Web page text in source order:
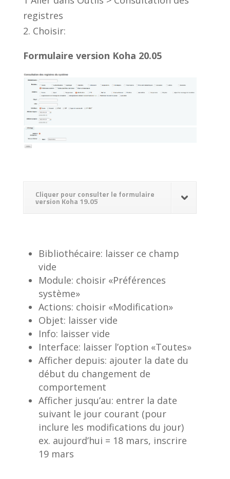
registres
2. Choisir:
Formulaire version Koha 20.05
Cliquer pour consulter le formulaire
version Koha 19.05
Bibliothécaire: laisser ce champ
vide
Module: choisir «Préférences
système»
Actions: choisir «Modification»
Objet: laisser vide
Info: laisser vide
Interface: laisser l’option «Toutes»
Afficher depuis: ajouter la date du
début du changement de
comportement
Afficher jusqu’au: entrer la date
suivant le jour courant (pour
inclure les modifications du jour)
ex. aujourd’hui = 18 mars, inscrire
19 mars